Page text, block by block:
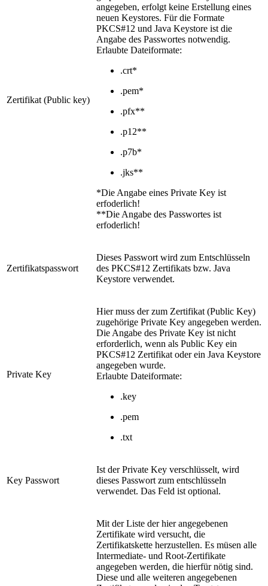
Zertifikat (Public key)
angegeben, erfolgt keine Erstellung eines
neuen Keystores. Für die Formate
PKCS#12 und Java Keystore ist die
Angabe des Passwortes notwendig.
Erlaubte Dateiformate:
.crt*
.pem*
.pfx**
.p12**
.p7b*
.jks**
*Die Angabe eines Private Key ist
erfoderlich!
**Die Angabe des Passwortes ist
erfoderlich!
Zertifikatspasswort
Dieses Passwort wird zum Entschlüsseln
des PKCS#12 Zertifikats bzw. Java
Keystore verwendet.
Private Key
Hier muss der zum Zertifikat (Public Key)
zugehörige Private Key angegeben werden.
Die Angabe des Private Key ist nicht
erforderlich, wenn als Public Key ein
PKCS#12 Zertifikat oder ein Java Keystore
angegeben wurde.
Erlaubte Dateiformate:
.key
.pem
.txt
Key Passwort
Ist der Private Key verschlüsselt, wird
dieses Passwort zum entschlüsseln
verwendet. Das Feld ist optional.
Mit der Liste der hier angegebenen
Zertifikate wird versucht, die
Zertifikatskette herzustellen. Es müsen alle
Intermediate- und Root-Zertifikate
angegeben werden, die hierfür nötig sind.
Diese und alle weiteren angegebenen